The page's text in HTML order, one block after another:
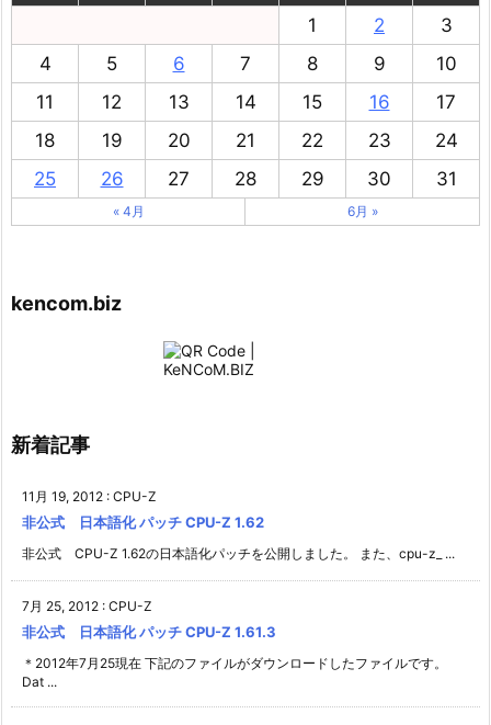
1
2
3
4
5 6 7 8 9
10
11
12 13 14 15 16
17
18
19 20 21 22 23
24
25
26 27 28 29 30 31
« 4月 6月 »
kencom.biz
新着記事
11月 19, 2012 : CPU-Z
非公式 日本語化 パッチ CPU-Z 1.62
非公式 CPU-Z 1.62の日本語化パッチを公開しました。 また、cpu-z_ ...
7月 25, 2012 : CPU-Z
非公式 日本語化 パッチ CPU-Z 1.61.3
＊2012年7月25現在 下記のファイルがダウンロードしたファイルです。
Dat ...